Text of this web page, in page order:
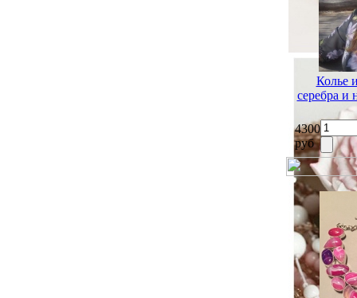
Колье
серебра и
4300
руб